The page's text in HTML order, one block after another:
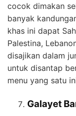
cocok dimakan
banyak
khas ini dapat
Palestina,
disajikan dalam
untuk disantap
menu yang satu
Galayet